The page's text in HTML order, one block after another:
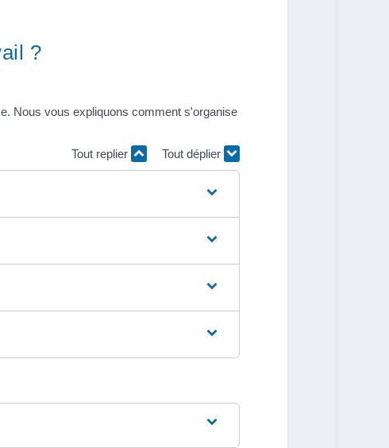
?
Nous vous expliquons comment s'organise
Tout replier
Tout déplier